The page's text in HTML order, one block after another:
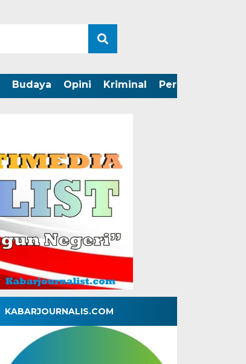
Budaya Opini Kriminal Peristiwa
KABARJOURNALIS.COM